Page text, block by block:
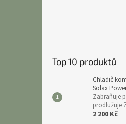
Top 10 produktů
Chladič
Solax
Zabraňuje
prodlužuje
2 200 Kč